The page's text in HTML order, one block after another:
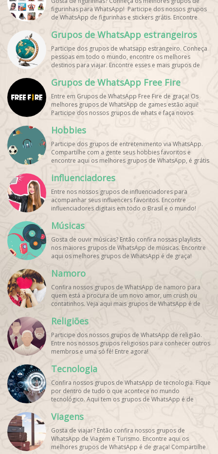
figurinhas para WhatsApp! Participe dos nossos grupos
de WhatsApp de figurinhas e stickers grátis. Encontre
perfil!
Grupos de WhatsApp estrangeiros
Participe dos grupos de whatsapp estrangeiro. Conheça
pessoas em todo o mundo, encontre os melhores
destinos para viajar. Encontre esses e mais grupos de
Grupos de WhatsApp Free Fire
Entre em Grupos de WhatsApp Free Fire de graça! Os
melhores grupos de WhatsApp de games estão aqui!
Participe dos nossos grupos de whats e faça novos
Hobbies
Participe dos grupos de entretenimento via WhatsApp.
Compartilhe com a gente seus hobbies favoritos e
encontre aqui os melhores grupos de WhatsApp, é grátis
influenciadores
Entre nos nossos grupos de influenciadores para
acompanhar seus influencers favoritos. Encontre
influenciadores digitais em todo o Brasil e o mundo!
Músicas
Gosta de ouvir músicas? Então confira nossas playlists
nos maiores grupos de WhatsApp de músicas. Encontre
aqui os melhores grupos de WhatsApp é de graça!
Namoro
Confira nossos grupos de WhatsApp de namoro para
quem está a procura de um novo amor, um crush ou
contatinhos. Veja aqui mais grupos de WhatsApp é de
Religiões
Participe dos nossos grupos de WhatsApp de religião.
Entre nos nossos grupos religiosos para conhecer outros
membros e uma só fé! Entre agora!
Tecnologia
Confira nossos grupos de WhatsApp de tecnologia. Fique
por dentro de tudo o que acontece no mundo
tecnológico. Aqui tem os grupos de WhatsApp é de
Viagens
Gosta de viajar? Então confira nossos grupos de
WhatsApp de Viagem e Turismo. Encontre aqui os
melhores grupos de WhatsApp é de graça! Compartilhe